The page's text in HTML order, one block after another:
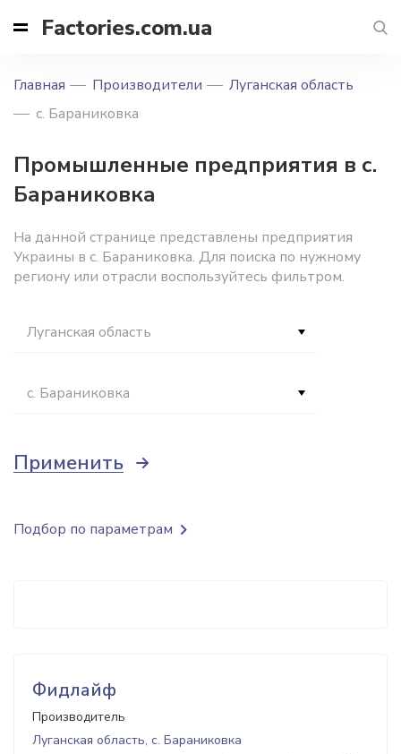
Factories.com.ua
Главная Производители
Луганская область
с. Бараниковка
Промышленные предприятия в с.
Бараниковка
На данной странице представлены предприятия
Украины в с. Бараниковка. Для поиска по нужному
региону или отрасли воспользуйтесь фильтром.
Луганская область
с. Бараниковка
Применить
Фидлайф
Производитель
Луганская область, с. Бараниковка
Подбор по параметрам